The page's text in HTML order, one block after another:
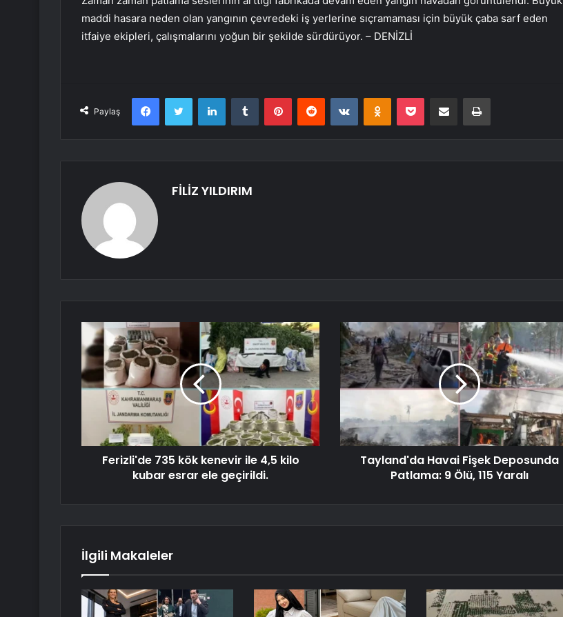
maddi hasara neden olan yangının çevredeki iş yerlerine sıçramaması için büyük çaba sarf eden
itfaiye ekipleri, çalışmalarını yoğun bir şekilde sürdürüyor. – DENİZLİ
Paylaş
FacebookTwitter LinkedInTumblr PinterestReddit VKontakteOdnoklassniki
Pocket E-Posta ile paylaş Yazdır
FİLİZ YILDIRIM
Ferizli'de 735 kök kenevir ile 4,5 kilo
kubar esrar ele geçirildi.
Tayland'da Havai Fişek Deposunda
Patlama: 9 Ölü, 115 Yaralı
İlgili Makaleler